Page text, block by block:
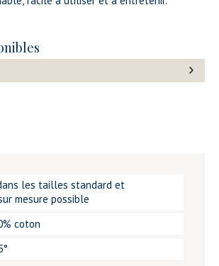
les tailles standard et
mesure possible
coton